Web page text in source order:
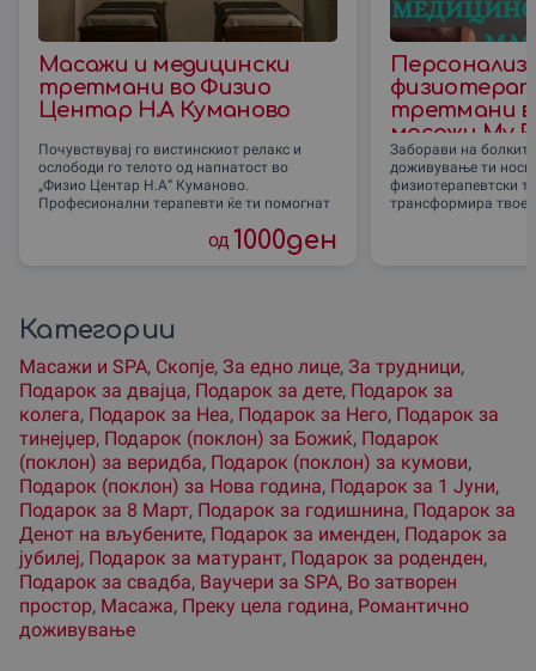
Масажи и медицински
третмани во Физио
Центар Н.А Куманово
Почувствувај го вистинскиот релакс и
ослободи го телото од напнатост во
„Физио Центар Н.А“ Куманово.
Професионални терапевти ќе ти помогнат
од 1000ден
третмани
масажи My
Скопје
Заборави на
доживување ти
физиотерапевтски
трансформира
Категории
Масажи и SPA, Скопjе, За едно лице, За трудници,
Подарок за двајца, Подарок за дете, Подарок за
колега, Подарок за Неа, Подарок за Него, Подарок за
тинејџер, Подарок (поклон) за Божиќ, Подарок
(поклон) за веридба, Подарок (поклон) за кумови,
Подарок (поклон) за Нова година, Подарок за 1 Јуни,
Подарок за 8 Март, Подарок за годишнина, Подарок за
Денот на вљубените, Подарок за именден, Подарок за
јубилеј, Подарок за матурант, Подарок за роденден,
Подарок за свадба, Ваучери за SPA, Во затворен
простор, Масажа, Преку цела година, Романтично
доживување